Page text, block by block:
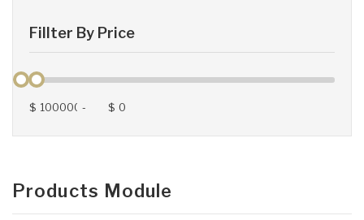
Fillter By Price
$ - $
Products Module